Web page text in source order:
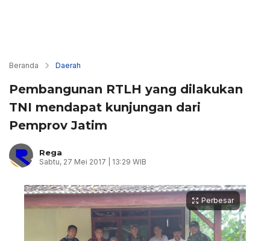
Beranda Daerah
Pembangunan RTLH yang dilakukan
TNI mendapat kunjungan dari
Pemprov Jatim
Rega
Sabtu, 27 Mei 2017 | 13:29 WIB
Perbesar